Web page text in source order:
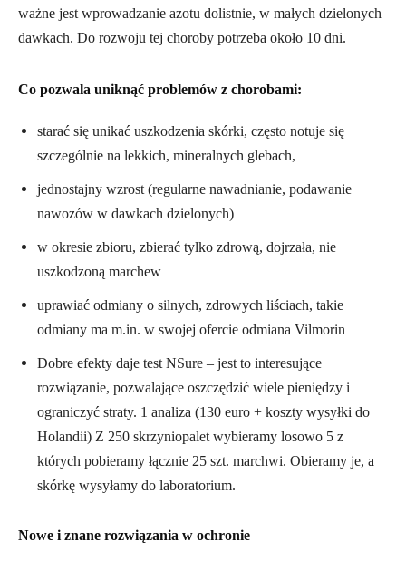
ważne jest wprowadzanie azotu dolistnie, w małych dzielonych
dawkach. Do rozwoju tej choroby potrzeba około 10 dni.
Co pozwala uniknąć problemów z chorobami:
starać się unikać uszkodzenia skórki, często notuje się
szczególnie na lekkich, mineralnych glebach,
jednostajny wzrost (regularne nawadnianie, podawanie
nawozów w dawkach dzielonych)
w okresie zbioru, zbierać tylko zdrową, dojrzała, nie
uszkodzoną marchew
uprawiać odmiany o silnych, zdrowych liściach, takie
odmiany ma m.in. w swojej ofercie odmiana Vilmorin
Dobre efekty daje test NSure – jest to interesujące
rozwiązanie, pozwalające oszczędzić wiele pieniędzy i
ograniczyć straty. 1 analiza (130 euro + koszty wysyłki do
Holandii) Z 250 skrzyniopalet wybieramy losowo 5 z
których pobieramy łącznie 25 szt. marchwi. Obieramy je, a
skórkę wysyłamy do laboratorium.
Nowe i znane rozwiązania w ochronie